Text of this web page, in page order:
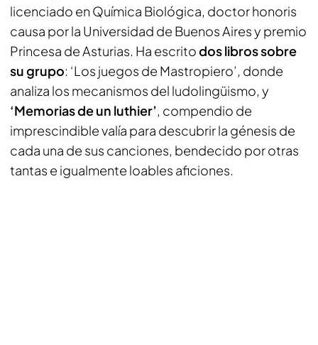
licenciado en Química Biológica, doctor honoris
causa por la Universidad de Buenos Aires y premio
Princesa de Asturias. Ha escritodos libros sobre
su grupo: ‘Los juegos de Mastropiero’, donde
analiza los mecanismos del ludolingüismo, y
‘Memorias de un luthier’, compendio de
imprescindible valía para descubrir la génesis de
cada una de sus canciones, bendecido por otras
tantas e igualmente loables aficiones.